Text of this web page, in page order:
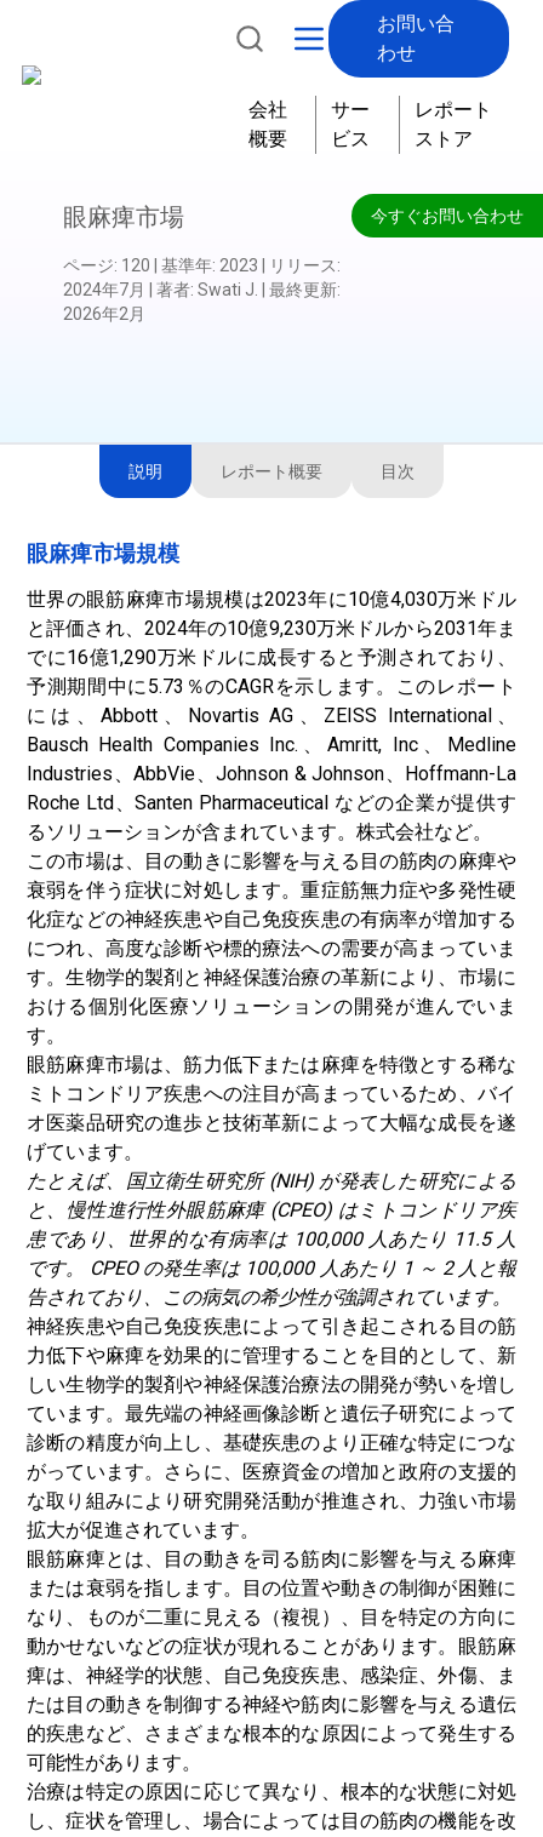
お問い合
わせ
会社
概要
サー
ビス
レポート
ストア
今すぐお問い合わせ
眼麻痺市場
ページ: 120 基準年: 2023 リリース:
2024年7月
著者: Swati J. 最終更新:
2026年2月
説明 レポート概要 目次
眼麻痺市場規模
世界の眼筋麻痺市場規模は2023年に10億4,030万米ドル
と評価され、2024年の10億9,230万米ドルから2031年ま
でに16億1,290万米ドルに成長すると予測されており、
予測期間中に5.73％のCAGRを示します。このレポート
には、Abbott、Novartis AG、ZEISS International、
Bausch Health Companies Inc.、Amritt, Inc、Medline
Industries、AbbVie、Johnson & Johnson、Hoffmann-La
Roche Ltd、Santen Pharmaceutical などの企業が提供す
るソリューションが含まれています。株式会社など。
この市場は、目の動きに影響を与える目の筋肉の麻痺や
衰弱を伴う症状に対処します。重症筋無力症や多発性硬
化症などの神経疾患や自己免疫疾患の有病率が増加する
につれ、高度な診断や標的療法への需要が高まっていま
す。生物学的製剤と神経保護治療の革新により、市場に
おける個別化医療ソリューションの開発が進んでいま
す。
眼筋麻痺市場は、筋力低下または麻痺を特徴とする稀な
ミトコンドリア疾患への注目が高まっているため、バイ
オ医薬品研究の進歩と技術革新によって大幅な成長を遂
げています。
たとえば、国立衛生研究所 (NIH) が発表した研究による
と、慢性進行性外眼筋麻痺 (CPEO) はミトコンドリア疾
患であり、世界的な有病率は 100,000 人あたり 11.5 人
です。 CPEO の発生率は 100,000 人あたり 1 ～ 2 人と報
告されており、この病気の希少性が強調されています。
神経疾患や自己免疫疾患によって引き起こされる目の筋
力低下や麻痺を効果的に管理することを目的として、新
しい生物学的製剤や神経保護治療法の開発が勢いを増し
ています。最先端の神経画像診断と遺伝子研究によって
診断の精度が向上し、基礎疾患のより正確な特定につな
がっています。さらに、医療資金の増加と政府の支援的
な取り組みにより研究開発活動が推進され、力強い市場
拡大が促進されています。
眼筋麻痺とは、目の動きを司る筋肉に影響を与える麻痺
または衰弱を指します。目の位置や動きの制御が困難に
なり、ものが二重に見える（複視）、目を特定の方向に
動かせないなどの症状が現れることがあります。眼筋麻
痺は、神経学的状態、自己免疫疾患、感染症、外傷、ま
たは目の動きを制御する神経や筋肉に影響を与える遺伝
的疾患など、さまざまな根本的な原因によって発生する
可能性があります。
治療は特定の原因に応じて異なり、根本的な状態に対処
し、症状を管理し、場合によっては目の筋肉の機能を改